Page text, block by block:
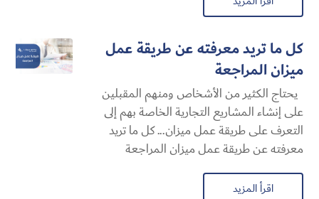
كل ما تريد معرفته عن طريقة عمل
ميزان المراجعة
يحتاج الكثير من الأشخاص ومنهم المقبلين
على إنشاء المشاريع التجارية الخاصة بهم إلى
التعرف على طريقة عمل ميزان... كل ما تريد
معرفته عن طريقة عمل ميزان المراجعة
اقرأ المزيد